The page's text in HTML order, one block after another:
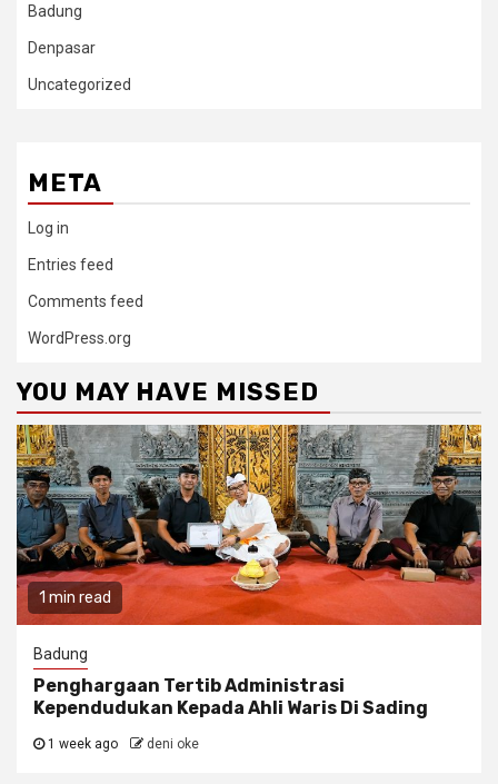
Badung
Denpasar
Uncategorized
META
Log in
Entries feed
Comments feed
WordPress.org
YOU MAY HAVE MISSED
1 min read
Badung
Penghargaan Tertib Administrasi
Kependudukan Kepada Ahli Waris Di Sading
1 week ago deni oke